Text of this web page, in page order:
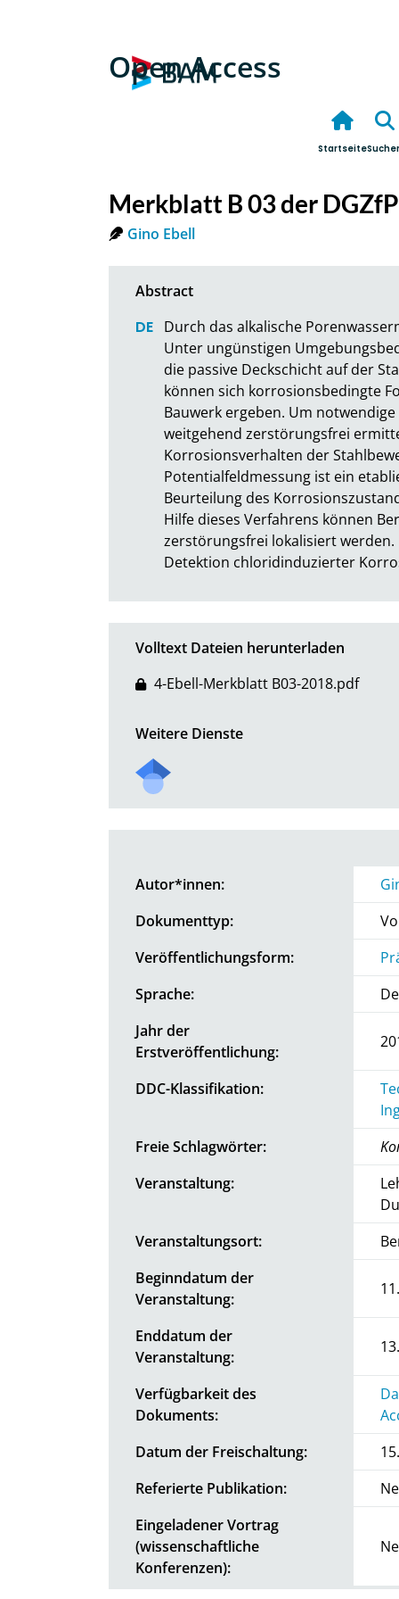
Open Access
Startseite
Merkblatt B 03 der
Gino Ebell
Durch das alkalische
Unter ungünstigen
die passive Deckschicht auf der
können sich korrosionsbedingte
Bauwerk ergeben. Um
weitgehend zerstörungsfrei
Korrosionsverhalten der
Potentialfeldmessung ist ein
Beurteilung des
Hilfe dieses Verfahrens können
zerstörungsfrei lokalisiert
Detektion chloridinduzierter
Volltext Dateien herunterladen
4-Ebell-Merkblatt B03-2018.pdf
Weitere Dienste
Autor*innen:
Dokumenttyp:
Veröffentlichungsform:
Sprache:
Jahr der
Erstveröffentlichung:
DDC-Klassifikation:
Freie Schlagwörter:
Veranstaltung:
Veranstaltungsort:
Beginndatum der
Veranstaltung:
Enddatum der
Veranstaltung:
Verfügbarkeit des
Dokuments:
Datum der Freischaltung:
Referierte Publikation:
Eingeladener Vortrag
(wissenschaftliche
Konferenzen):